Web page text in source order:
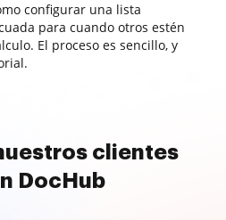
configurar una lista
para cuando otros estén
El proceso es sencillo, y
clientes
DocHub